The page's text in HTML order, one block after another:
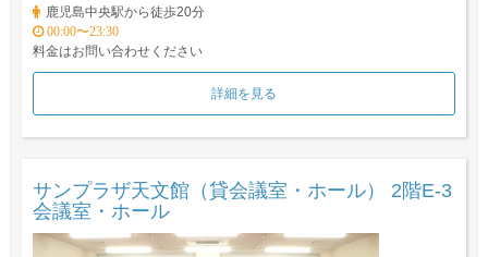
鹿児島中央駅から徒歩20分
00:00〜23:30
料金はお問い合わせください
詳細を見る
サンプラザ天文館（貸会議室・ホール） 2階E-3
会議室・ホール